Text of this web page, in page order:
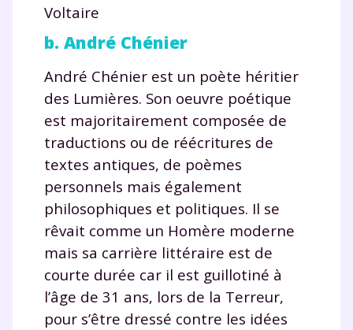
Voltaire
b. André Chénier
André Chénier est un poète héritier
des Lumières. Son oeuvre poétique
est majoritairement composée de
traductions ou de réécritures de
textes antiques, de poèmes
personnels mais également
philosophiques et politiques. Il se
rêvait comme un Homère moderne
mais sa carrière littéraire est de
courte durée car il est guillotiné à
l’âge de 31 ans, lors de la Terreur,
pour s’être dressé contre les idées